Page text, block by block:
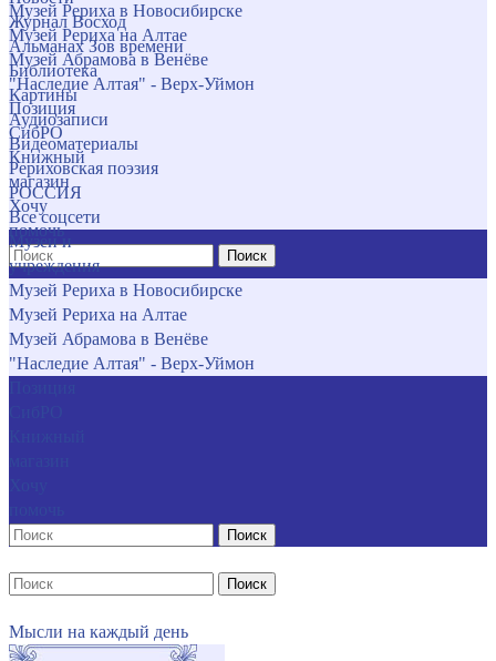
Музей Рериха в Новосибирске
Музей Рериха на Алтае
Музей Абрамова в Венёве
"Наследие Алтая" - Верх-Уймон
Позиция
СибРО
Книжный
магазин
Хочу
помочь
Поиск
Журнал Восход
Альманах Зов времени
Библиотека
Картины
Аудиозаписи
Видеоматериалы
Рериховская поэзия
РОССИЯ
Все соцсети
Музеи и
учреждения
Музей Рериха в Новосибирске
Музей Рериха на Алтае
Музей Абрамова в Венёве
"Наследие Алтая" - Верх-Уймон
Поиск
Поиск
Мысли на каждый день